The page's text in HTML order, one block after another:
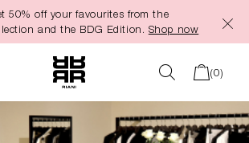
50% off your favourites from the
and the BDG Edition. Shop now
(0)